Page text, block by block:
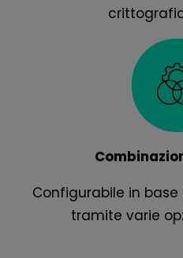
Configurabile in
tramite varie